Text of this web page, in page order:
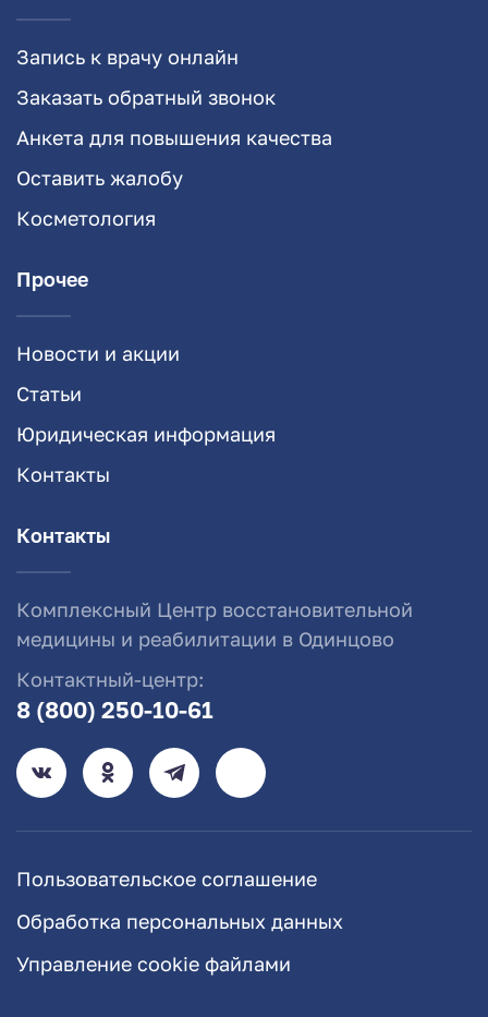
Запись к врачу онлайн
Заказать обратный звонок
Анкета для повышения качества
Оставить жалобу
Косметология
Прочее
Новости и акции
Статьи
Юридическая информация
Контакты
Контакты
Комплексный Центр восстановительной
медицины и реабилитации в Одинцово
Контактный-центр:
8 (800) 250-10-61
Пользовательское соглашение
Обработка персональных данных
Управление cookie файлами